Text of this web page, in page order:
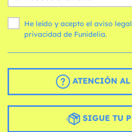
He leído y acepto el aviso
privacidad de Funidelia.
ATENCIÓN
SIGUE TU